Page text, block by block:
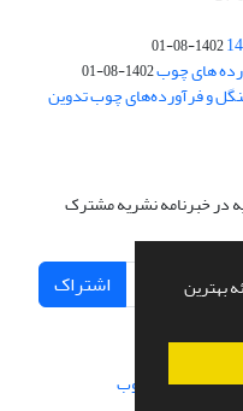
بهترین
1402-08-01
های چوب1402-08-01
و فرآورده‌های چوب تدوین
در خبرنامه نشریه مشترک
اشتراک
سازی از سیناوب